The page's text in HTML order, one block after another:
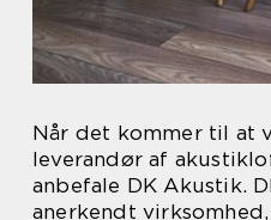
Når det kommer til at
leverandør af
anbefale DK Akustik.
anerkendt